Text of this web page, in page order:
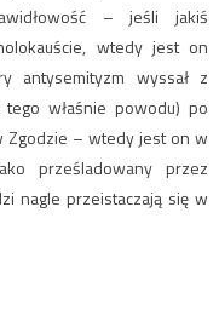
– jeśli jakiś
wtedy jest on
antysemityzm wyssał z
właśnie powodu) po
Zgodzie – wtedy jest on w
prześladowany przez
nagle przeistaczają się w